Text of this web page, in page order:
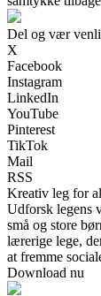
Del og vær
X
Facebook
Instagram
LinkedIn
YouTube
Pinterest
TikTok
Mail
RSS
Kreativ leg for
Udforsk legens
små og store
lærerige lege,
at fremme
Download nu